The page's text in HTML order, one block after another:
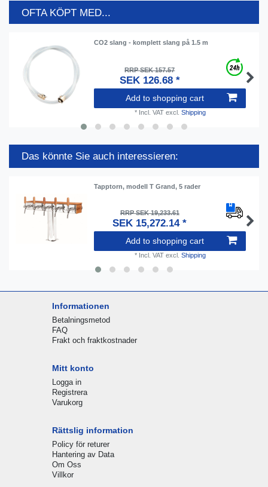
OFTA KÖPT MED...
CO2 slang - komplett slang på 1.5 m
RRP SEK 157.57
SEK 126.68 *
Add to shopping cart
* Incl. VATexcl. Shipping
Das könnte Sie auch interessieren:
Tapptorn, modell T Grand, 5 rader
RRP SEK 19,233.61
SEK 15,272.14 *
Add to shopping cart
* Incl. VATexcl. Shipping
Informationen
Betalningsmetod
FAQ
Frakt och fraktkostnader
Mitt konto
Logga in
Registrera
Varukorg
Rättslig information
Policy för returer
Hantering av Data
Om Oss
Villkor